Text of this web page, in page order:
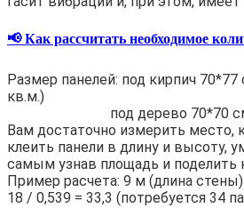
📢 Как рассчитать необходимое
Размер панелей: под кирпич
кв.м.)
под дерево 70*70 см.
Вам достаточно измерить место,
клеить панели в длину и высоту,
самым узнав площадь и поделить
Пример расчета: 9 м (длина
18 / 0,539 = 33,3 (потребуется 34